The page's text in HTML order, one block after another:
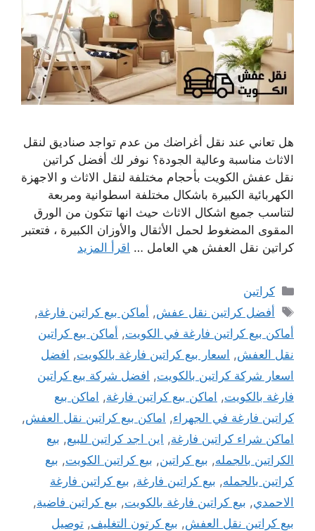
هل تعاني عند نقل أغراضك من عدم تواجد صناديق لنقل
الاثاث مناسبة وعالية الجودة؟ نوفر لك أفضل كراتين
نقل عفش الكويت بأحجام مختلفة لنقل الاثاث و الاجهزة
الكهربائية الكبيرة باشكال مختلفة اسطوانية ومربعة
لتناسب جميع اشكال الاثاث حيث انها تتكون من الورق
المقوى المضغوط لحمل الأثقال والأوزان الكبيرة ، فتعتبر
كراتين نقل العفش هي العامل … اقرأ المزيد
التصنيفات
كراتين
الوسوم
أفضل كراتين نقل عفش, أماكن بيع كراتين فارغة,
أماكن بيع كراتين فارغة في الكويت, أماكن بيع كراتين
نقل العفش, اسعار بيع كراتين فارغة بالكويت, افضل
اسعار شركة كراتين بالكويت, افضل شركة بيع كراتين
فارغة بالكويت, اماكن بيع كراتين فارغة, اماكن بيع
كراتين فارغة في الجهراء, اماكن بيع كراتين نقل العفش,
اماكن شراء كراتين فارغة, اين اجد كراتين للبيع, بيع
الكراتين بالجمله, بيع كراتين, بيع كراتين الكويت, بيع
كراتين بالجمله, بيع كراتين فارغة, بيع كراتين فارغة
الاحمدي, بيع كراتين فارغة بالكويت, بيع كراتين فاضية,
بيع كراتين نقل العفش, بيع كرتون التغليف, توصيل